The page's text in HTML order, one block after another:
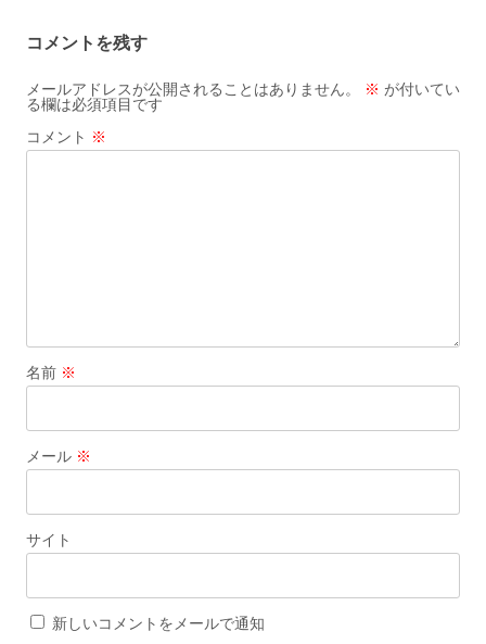
コメントを残す
メールアドレスが公開されることはありません。 ※ が付いてい
る欄は必須項目です
コメント ※
名前 ※
メール ※
サイト
新しいコメントをメールで通知